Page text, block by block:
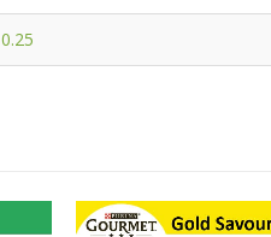
0.25